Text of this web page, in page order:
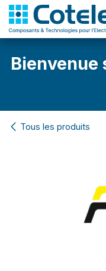
Bienvenue
Tous les produits